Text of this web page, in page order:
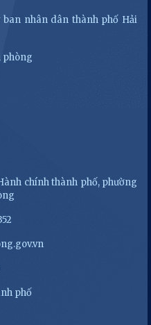
ban nhân dân thành phố Hải
phòng
chính thành phố, phường
phố